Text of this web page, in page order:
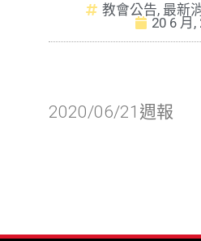
教會公告, 最新
20 6 月,
2020/06/21週報